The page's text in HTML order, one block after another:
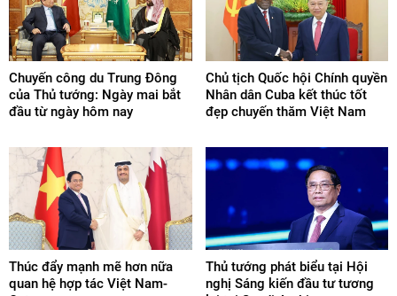
Chuyến công du Trung Đông
của Thủ tướng: Ngày mai bắt
đầu từ ngày hôm nay
Chủ tịch Quốc hội Chính quyền
Nhân dân Cuba kết thúc tốt
đẹp chuyến thăm Việt Nam
Thúc đẩy mạnh mẽ hơn nữa
quan hệ hợp tác Việt Nam-
Thủ tướng phát biểu tại Hội
nghị Sáng kiến đầu tư tương